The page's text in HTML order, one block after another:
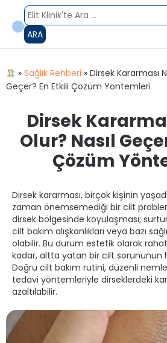
ARA
» Sağlık Rehberi » Dirsek Kararması
Geçer? En Etkili Çözüm Yöntemleri
Dirsek
Olur? Nasıl
Çözüm
Dirsek kararması, birçok kişinin
zaman önemsemediği bir cilt
dirsek bölgesinde koyulaşması;
cilt bakım alışkanlıkları veya bazı
olabilir. Bu durum estetik olarak
kadar, altta yatan bir cilt sorununun
Doğru cilt bakım rutini, düzenli
tedavi yöntemleriyle dirseklerdeki
azaltılabilir.